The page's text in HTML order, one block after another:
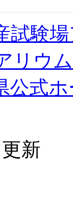
試験
リウム
公式
新